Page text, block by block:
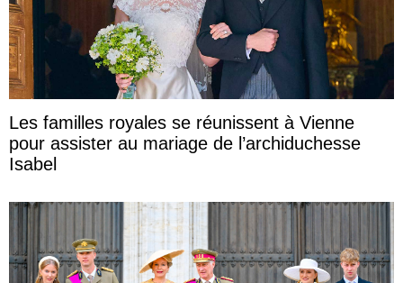
Les familles royales se réunissent à Vienne
pour assister au mariage de l’archiduchesse
Isabel